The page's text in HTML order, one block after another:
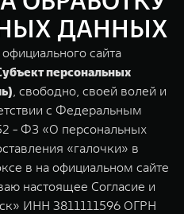
TANK 400
За пределы возможного
от 5 599 000 ₽
ДАННЫХ
сайта
персональных
, свободно, своей волей и
с Федеральным
- ФЗ «О персональных
«галочки» в
в на официальном сайте
настоящее Согласие и
ИНН 3811111596 ОГРН